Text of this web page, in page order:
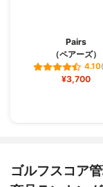
Pairs
（ペアーズ）
4.10
¥3,700
ゴルフスコア